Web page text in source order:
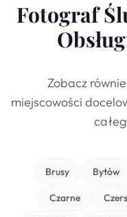
Fotograf
Zobacz
miejscowości
Brusy Bytów
Czarne